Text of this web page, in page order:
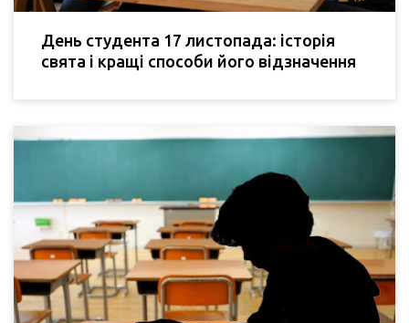
День студента 17 листопада: історія
свята і кращі способи його відзначення